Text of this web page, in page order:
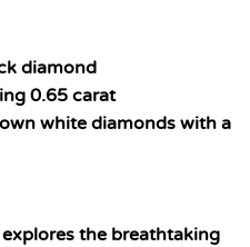
diamond
0.65 carat
white diamonds with a
the breathtaking